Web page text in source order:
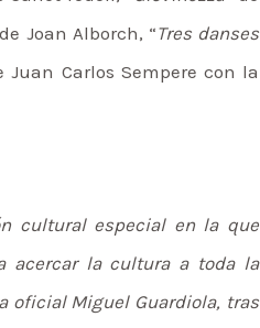
de Joan Alborch, “Tres danses
Juan Carlos Sempere con la
cultural especial en la que
acercar la cultura a toda la
oficial Miguel Guardiola, tras